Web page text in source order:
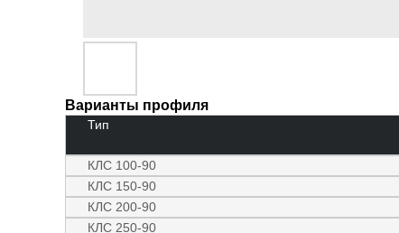
Варианты профиля
Тип
КЛС 100-90
КЛС 150-90
КЛС 200-90
КЛС 250-90